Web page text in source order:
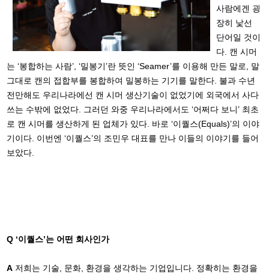
사람에겐 굉
장히 낯선
단어일 것이
다. 캔 시머
는 ‘봉합하는 사람’, ‘밀봉기’란 뜻인 ‘Seamer’를 이용해 만든 말로, 말
그대로 캔의 접합부를 봉합하여 밀봉하는 기기를 말한다. 불과 수년
전만해도 우리나라에선 캔 시머 생산기술이 없었기에 외국에서 사다
쓰는 수밖에 없었다. 그러던 와중 우리나라에서도 ‘어쩌다 보니’ 최초
로 캔 시머를 생산하게 된 업체가 있다. 바로 ‘이퀄스(Equals)’의 이야
기이다. 이번엔 ‘이퀄스’의 조민우 대표를 만나 이들의 이야기를 들어
보았다.
Q ‘이퀄스’는 어떤 회사인가
A 저희는 기술, 문화, 환경을 생각하는 기업입니다. 정확히는 환경을